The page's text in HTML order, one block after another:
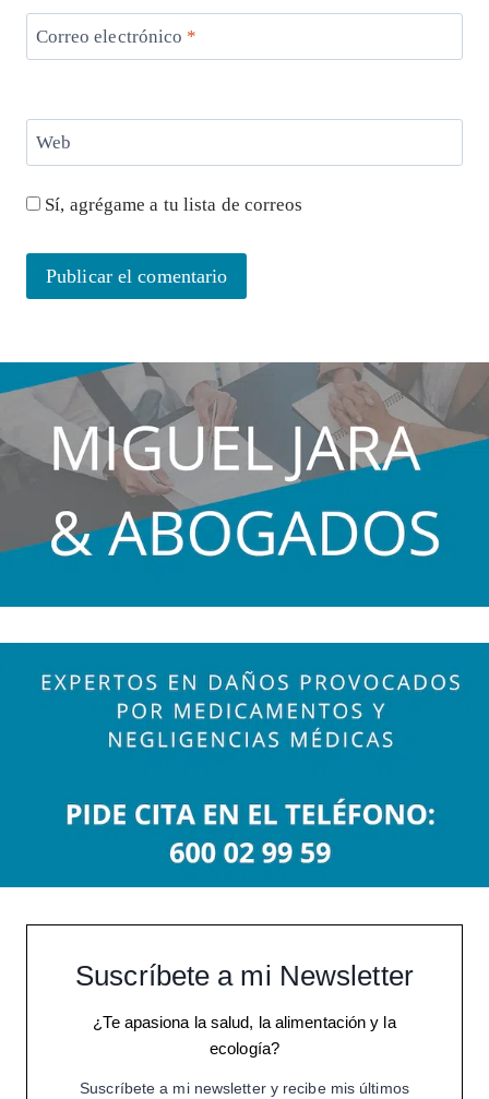
Correo electrónico *
Web
Sí, agrégame a tu lista de correos
Suscríbete a mi Newsletter
¿Te apasiona la salud, la alimentación y la
ecología?
Suscríbete a mi newsletter y recibe mis últimos